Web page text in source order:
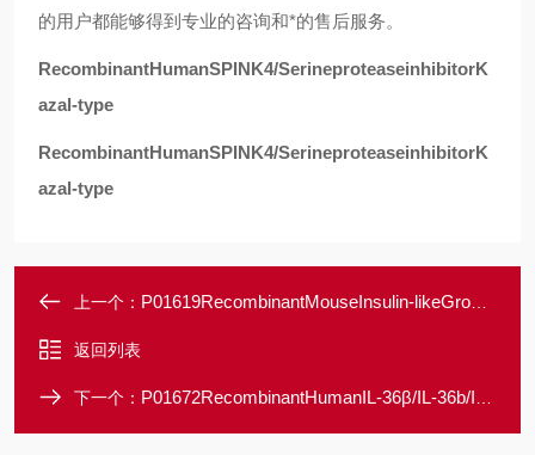
的用户都能够得到专业的咨询和*的售后服务。
RecombinantHumanSPINK4/SerineproteaseinhibitorK
azal-type
RecombinantHumanSPINK4/SerineproteaseinhibitorK
azal-type
上一个： P01619RecombinantMouseInsulin-likeGrowthFactor-BindingProtein5/IGFBP5/IGFBP-5
返回列表
下一个： P01672RecombinantHumanIL-36β/IL-36b/IL-1F8(157AA)